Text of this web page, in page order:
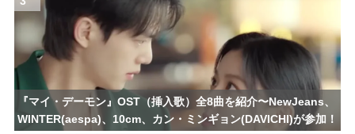
『マイ・デーモン』OST（挿入歌）全8曲を紹介〜NewJeans、
WINTER(aespa)、10cm、カン・ミンギョン(DAVICHI)が参加！